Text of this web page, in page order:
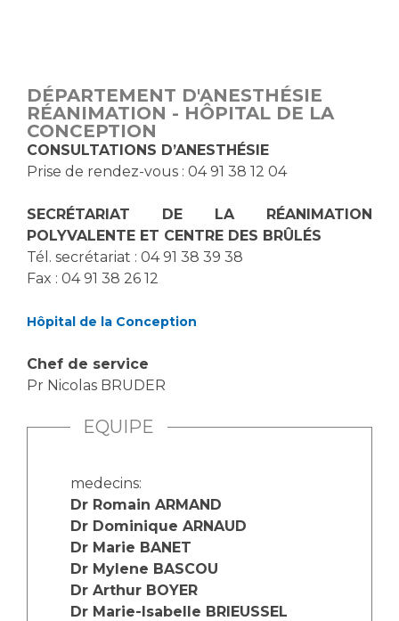
Les recherches en santé à l’AP-HM
DÉPARTEMENT D'ANESTHÉSIE
RÉANIMATION - HÔPITAL DE LA
CONCEPTION
CONSULTATIONS D’ANESTHÉSIE
Prise de rendez-vous : 04 91 38 12 04
SECRÉTARIAT DE LA RÉANIMATION
POLYVALENTE ET CENTRE DES BRÛLÉS
Tél. secrétariat : 04 91 38 39 38
Fax : 04 91 38 26 12
Hôpital de la Conception
Chef de service
Pr Nicolas BRUDER
EQUIPE
medecins:
Dr Romain ARMAND
Dr Dominique ARNAUD
Dr Marie BANET
Dr Mylene BASCOU
Dr Arthur BOYER
Dr Marie-Isabelle BRIEUSSEL